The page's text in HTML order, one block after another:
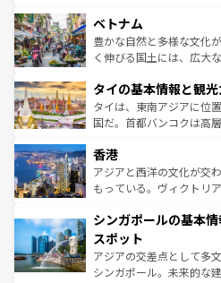
参照してほしい。
容にもいいと評判のスイ
が味わえる。 なお
照してほしい。
き、地方に足を延ばせば
できる。そして、キムチ
まで、さまざまな韓国料
リティに包まれながら、
わってみ
覧を参照してほしい。
ベトナム
豊かな自然と多様な文化
く伸びる国土には、広大
急速な発展と共に伝統が
ーチミン市のフランス統
醸し出している。また、
とつ。フォーやバインミ
ひ現地で味わいたい。ど
が旅行者を迎えてくれる
参照してほしい。
タイの基本情報と観
タイは、東南アジアに位
国だ。首都バンコクは高
の活気が交差している。
帯で自然と触れ合い、南
いビーチでリゾート気分
激する。気候は一年中温
が待っている。親しみや
た文化、そして多様な観
ける。 なお、新着のタ
香港
アジアと西洋の文化が交
もっている。ヴィクトリ
み、どこを訪れても感動
ており、効率よく見どこ
うな絶景から文化的な体
そう。 なお、新着の香
シンガポールの基本
スポット
アジアの交差点として多
シンガポール。未来的な